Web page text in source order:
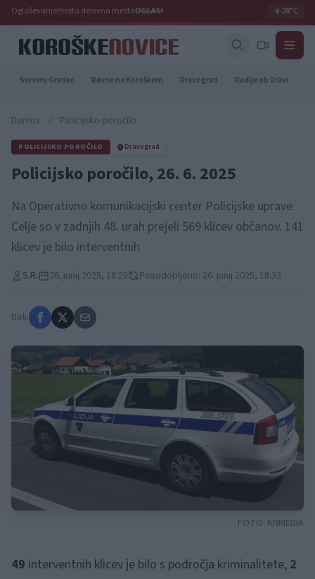
OglaševanjeProsta delovna mestaOGLASI ☀️28°C
Slovenj Gradec Ravne na Koroškem Dravograd Radlje ob Dravi
Domov / Policijsko poročilo
POLICIJSKO POROČILO Dravograd
Policijsko poročilo, 26. 6. 2025
Na Operativno komunikacijski center Policijske uprave
Celje so v zadnjih 48. urah prejeli 569 klicev občanov. 141
klicev je bilo interventnih.
S.R. 26. junij 2025, 18:28 Posodobljeno: 26. junij 2025, 18:32
Deli:
FOTO: KNMEDIA
49 interventnih klicev je bilo s področja kriminalitete, 2